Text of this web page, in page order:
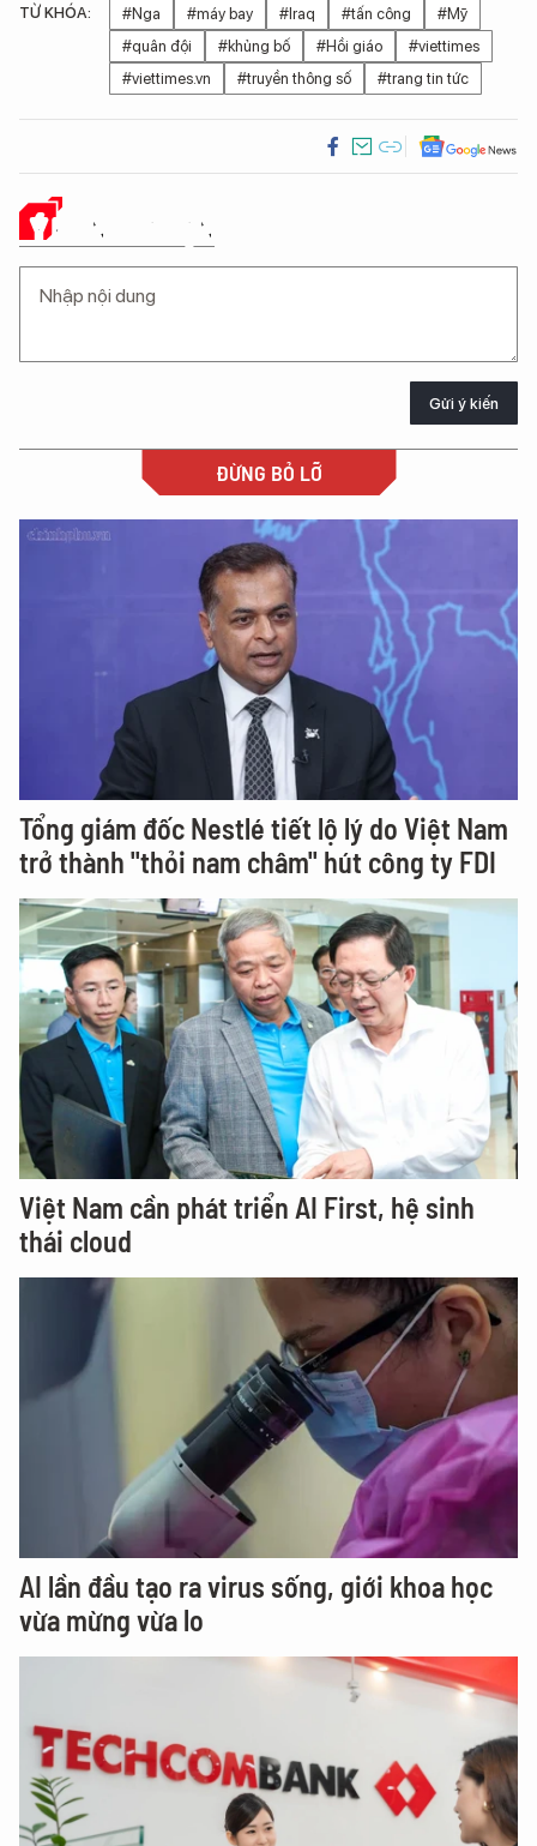
TỪ KHÓA: #Nga #máy bay #Iraq #tấn công
#Mỹ
#quân đội
#khủng bố #Hồi giáo
#viettimes
#viettimes.vn
#truyền thông số #trang tin tức
Ý KIẾN CỦA BẠN
Gửi ý kiến
ĐỪNG BỎ LỠ
Tổng giám đốc Nestlé tiết lộ lý do Việt Nam
trở thành "thỏi nam châm" hút công ty FDI
Việt Nam cần phát triển AI First, hệ sinh
thái cloud
AI lần đầu tạo ra virus sống, giới khoa học
vừa mừng vừa lo